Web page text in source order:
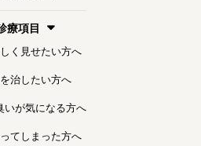
療項目
く見せたい方へ
治したい方へ
いが気になる方へ
てしまった方へ